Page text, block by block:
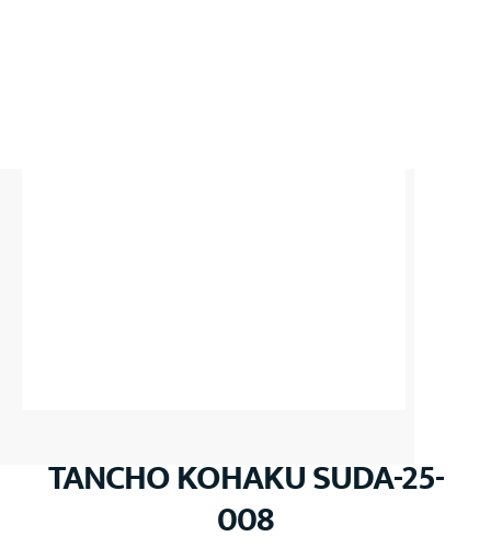
TANCHO KOHAKU SUDA-25-
008